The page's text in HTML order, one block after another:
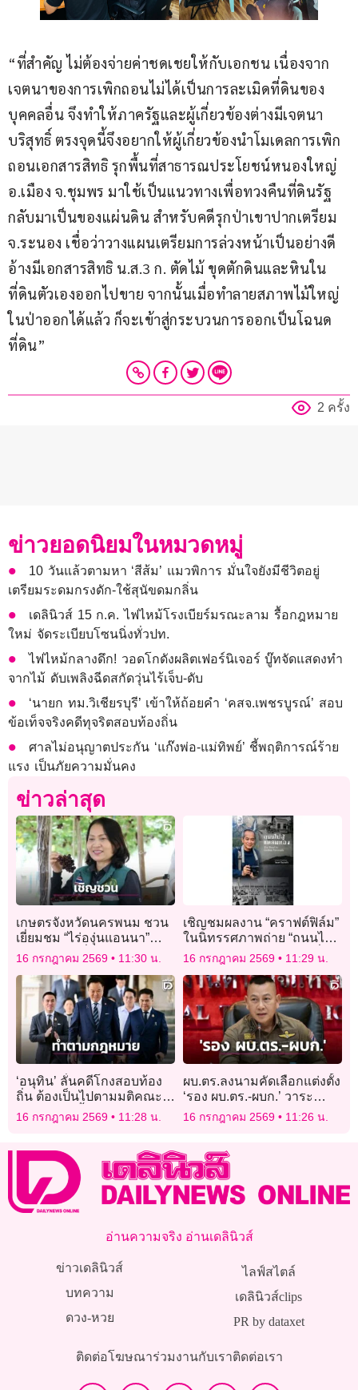
“ที่สำคัญ ไม่ต้องจ่ายค่าชดเชยให้กับเอกชน เนื่องจาก
เจตนาของการเพิกถอนไม่ได้เป็นการละเมิดที่ดินของ
บุคคลอื่น จึงทำให้ภาครัฐและผู้เกี่ยวข้องต่างมีเจตนา
บริสุทธิ์ ตรงจุดนี้จึงอยากให้ผู้เกี่ยวข้องนำโมเดลการเพิก
ถอนเอกสารสิทธิ รุกพื้นที่สาธารณประโยชน์หนองใหญ่
อ.เมือง จ.ชุมพร มาใช้เป็นแนวทางเพื่อทวงคืนที่ดินรัฐ
กลับมาเป็นของแผ่นดิน สำหรับคดีรุกป่าเขาปากเตรียม
จ.ระนอง เชื่อว่าวางแผนเตรียมการล่วงหน้าเป็นอย่างดี
อ้างมีเอกสารสิทธิ น.ส.3 ก. ตัดไม้ ขุดตักดินและหินใน
ที่ดินตัวเองออกไปขาย จากนั้นเมื่อทำลายสภาพไม้ใหญ่
ในป่าออกได้แล้ว ก็จะเข้าสู่กระบวนการออกเป็นโฉนด
ที่ดิน”
2 ครั้ง
ข่าวยอดนิยมในหมวดหมู่
10 วันแล้วตามหา ‘สีส้ม’ แมวพิการ มั่นใจยังมีชีวิตอยู่
เตรียมระดมกรงดัก-ใช้สุนัขดมกลิ่น
เดลินิวส์ 15 ก.ค. ไฟไหม้โรงเบียร์มรณะลาม รื้อกฎหมาย
ใหม่ จัดระเบียบโซนนิ่งทั่วปท.
ไฟไหม้กลางดึก! วอดโกดังผลิตเฟอร์นิเจอร์ บู๊ทจัดแสดงทำ
จากไม้ ดับเพลิงฉีดสกัดวุ่นไร้เจ็บ-ดับ
‘นายก ทม.วิเชียรบุรี’ เข้าให้ถ้อยคำ ‘คสจ.เพชรบูรณ์’ สอบ
ข้อเท็จจริงคดีทุจริตสอบท้องถิ่น
ศาลไม่อนุญาตประกัน ‘แก๊งพ่อ-แม่ทิพย์’ ชี้พฤติการณ์ร้าย
แรง เป็นภัยความมั่นคง
ข่าวล่าสุด
เกษตรจังหวัดนครพนม ชวน
เยี่ยมชม “ไร่องุ่นแอนนา”
สร้างรายได้ยั่งยืน
16 กรกฎาคม 2569 11:30 น.
เชิญชมผลงาน “คราฟต์ฟิล์ม”
ในนิทรรศภาพถ่าย “ถนนไปสู่
แหลมทอง” ของ ไชยยศ ปิ่น
ประดับ
16 กรกฎาคม 2569 11:29 น.
‘อนุทิน’ ลั่นคดีโกงสอบท้อง
ถิ่น ต้องเป็นไปตามมติคณะ
กรรมการฯย้ำทำตาม
กฎหมาย-ทำตามใจไม่ได้!
16 กรกฎาคม 2569 11:28 น.
ผบ.ตร.ลงนามคัดเลือกแต่งตั้ง
‘รอง ผบ.ตร.-ผบก.’ วาระ
2569 ส่งเข้าพิจารณา 10
16 กรกฎาคม 2569 11:26 น.
อ่านความจริง อ่านเดลินิวส์
ข่าวเดลินิวส์
บทความ
ดวง-หวย
ไลฟ์สไตล์
เดลินิวส์clips
PR by dataxet
ติดต่อโฆษณาร่วมงานกับเราติดต่อเรา